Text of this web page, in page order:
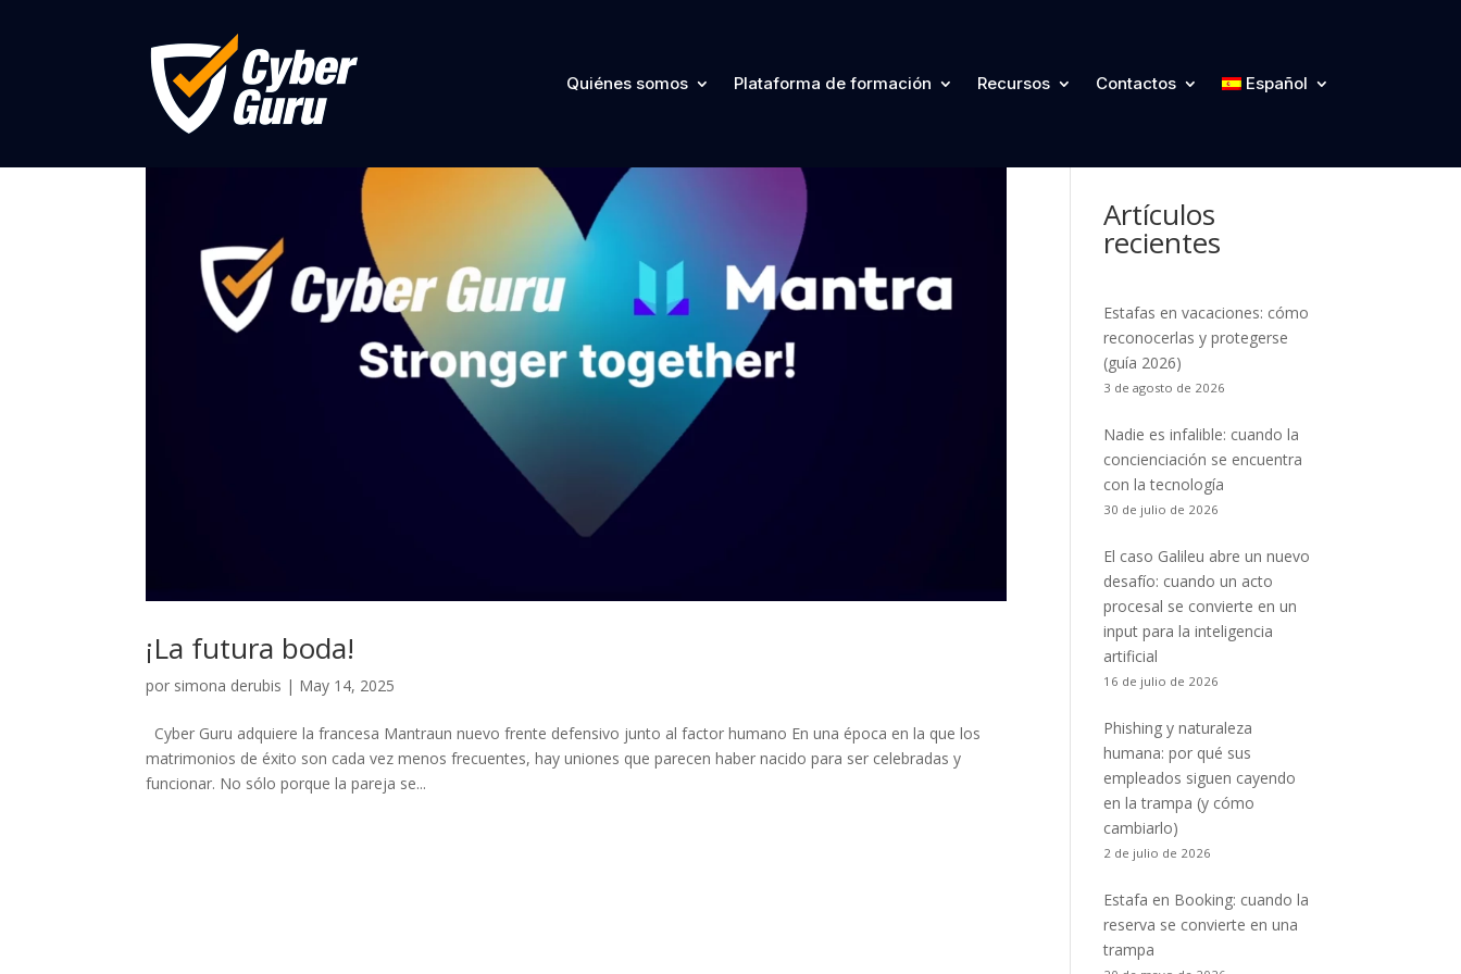
Quiénes somos Plataforma de formación Recursos Contactos Español
¡La futura boda!
por simona derubis | May 14, 2025
Cyber Guru adquiere la francesa Mantraun nuevo frente defensivo junto al factor humano En una época en la que los
matrimonios de éxito son cada vez menos frecuentes, hay uniones que parecen haber nacido para ser celebradas y
funcionar. No sólo porque la pareja se...
Categorías
Artículos
recientes
Estafas en vacaciones: cómo
reconocerlas y protegerse
(guía 2026)
3 de agosto de 2026
Nadie es infalible: cuando la
concienciación se encuentra
con la tecnología
30 de julio de 2026
El caso Galileu abre un nuevo
desafío: cuando un acto
procesal se convierte en un
input para la inteligencia
artificial
16 de julio de 2026
Phishing y naturaleza
humana: por qué sus
empleados siguen cayendo
en la trampa (y cómo
cambiarlo)
2 de julio de 2026
Estafa en Booking: cuando la
reserva se convierte en una
trampa